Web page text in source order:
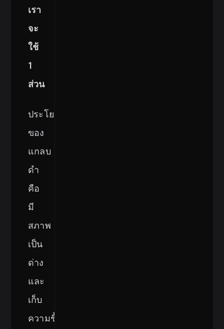
เรา
จะ
ใช้
1
ส่วน
ประโยชน์
ของ
แกลบ
ดำ
คือ
มี
สภาพ
เป็น
ด่าง
และ
เก็บ
ความชื้น